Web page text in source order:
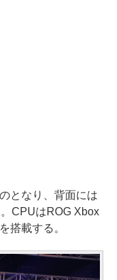
となり、背面には
CPUはROG Xbox
搭載する。